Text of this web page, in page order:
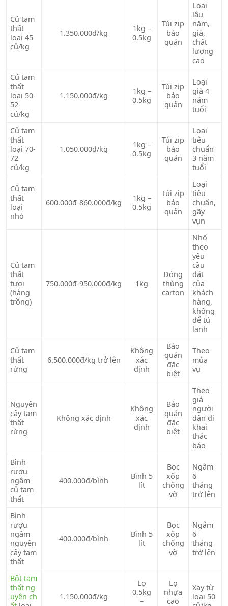
Củ tam
thất
loại 45
củ/kg
1.350.000đ/kg
1kg –
0.5kg
Túi zip
bảo
quản
Loại
lâu
năm,
già,
chất
lượng
cao
Củ tam
thất
loại 50-
52
củ/kg
1.150.000đ/kg
1kg –
0.5kg
Túi zip
bảo
quản
Loại
già 4
năm
tuổi
Củ tam
thất
loại 70-
72
củ/kg
1.050.000đ/kg
1kg –
0.5kg
Túi zip
bảo
quản
Loại
tiêu
chuẩn
3 năm
tuổi
Củ tam
thất
loại
nhỏ
600.000đ-860.000đ/kg
1kg –
0.5kg
Túi zip
bảo
quản
Loại
tiêu
chuẩn,
gãy
vụn
Củ tam
thất
tươi
(hàng
trồng)
750.000đ-950.000đ/kg 1kg
Đóng
thùng
carton
Nhổ
theo
yêu
cầu
đặt
của
khách
hàng,
không
để tủ
lạnh
Củ tam
thất
rừng
6.500.000đ/kg trở lên
Không
xác
định
Bảo
quản
đặc
biệt
Theo
mùa
vụ
Nguyên
cây tam
thất
rừng
Không xác định
Không
xác
định
Bảo
quản
đặc
biệt
Theo
giá
người
dân đi
khai
thác
báo
Bình
rượu
ngâm
củ tam
thất
400.000đ/bình
Bình 5
lít
Bọc
xốp
chống
vỡ
Ngâm
6
tháng
trở lên
Bình
rượu
ngâm
nguyên
cây tam
thất
400.000đ/bình
Bình 5
lít
Bọc
xốp
chống
vỡ
Ngâm
6
tháng
trở lên
Bột tam
thất ng
uyên ch
1.150.000đ/kg
Lọ
0.5kg
–
Lọ
nhựa
cao
Xay từ
loại 50